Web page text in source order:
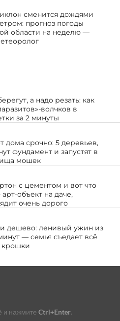
сменится дождями
прогноз погоды
области на неделю —
а надо резать: как
волчков в
за 2 минуты
дома срочно: 5 деревьев,
фундамент и запустят в
мошек
с цементом и вот что
объект на даче,
очень дорого
и дешево: ленивый ужин из
— семья съедает всё
крошки
и нажмите Ctrl+Enter.